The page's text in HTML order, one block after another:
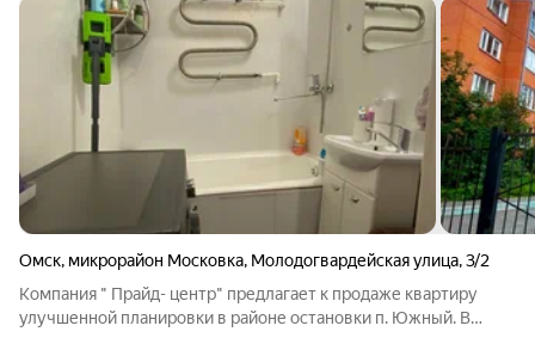
Омск, микрорайон Московка, Молодогвардейская улица,3/2
Компания " Прайд- центр" предлагает к продаже квартиру
улучшенной планировки в районе остановки п. Южный. В